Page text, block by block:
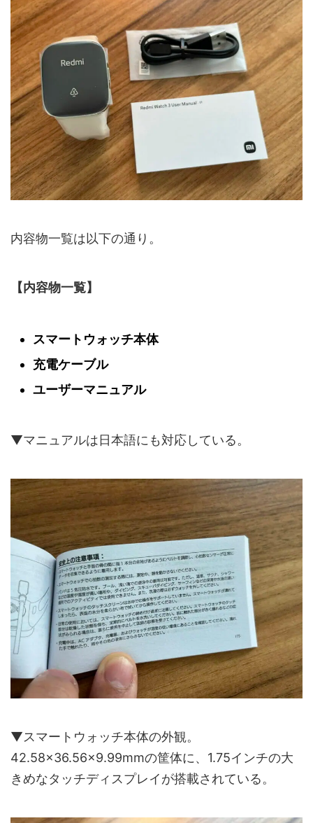
内容物一覧は以下の通り。
【内容物一覧】
スマートウォッチ本体
充電ケーブル
ユーザーマニュアル
▼マニュアルは日本語にも対応している。
▼スマートウォッチ本体の外観。
42.58×36.56×9.99mmの筐体に、1.75インチの大
きめなタッチディスプレイが搭載されている。